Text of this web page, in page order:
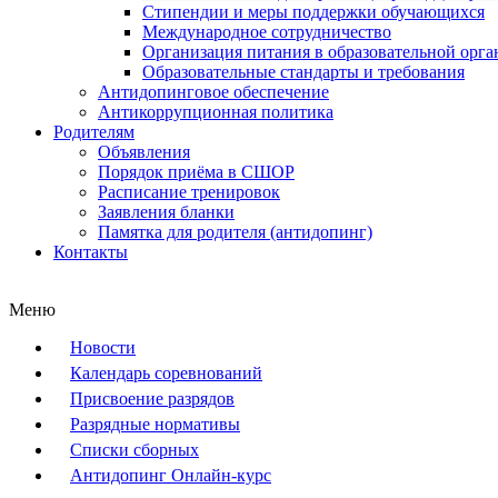
Стипендии и меры поддержки обучающихся
Международное сотрудничество
Организация питания в образовательной
Образовательные стандарты и требования
Антидопинговое обеспечение
Антикоррупционная политика
Родителям
Объявления
Порядок приёма в СШОР
Расписание тренировок
Заявления бланки
Памятка для родителя (антидопинг)
Контакты
Меню
Новости
Календарь соревнований
Присвоение разрядов
Разрядные нормативы
Списки сборных
Антидопинг Онлайн-курс